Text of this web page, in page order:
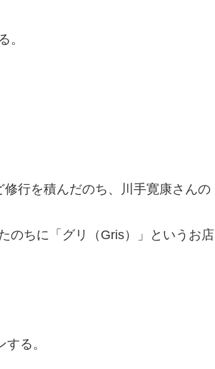
。
行を積んだのち、川手寛康さんの
のちに「グリ（Gris）」というお店
る。